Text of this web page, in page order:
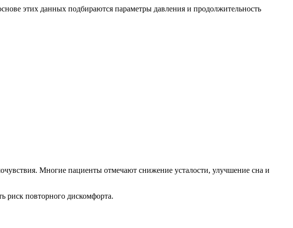
этих данных подбираются параметры давления и продолжительность
Многие пациенты отмечают снижение усталости, улучшение сна и
риск повторного дискомфорта.